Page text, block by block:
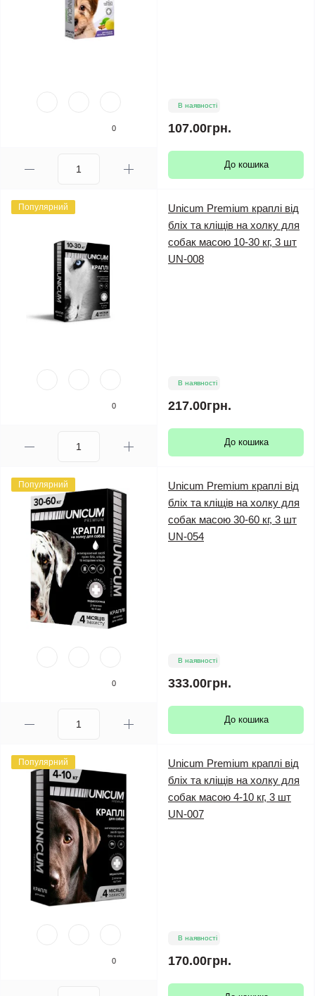
0
В наявності
107.00грн.
До кошика
Популярний
0
Unicum Premium краплі від
бліх та кліщів на холку для
собак масою 10-30 кг, 3 шт
UN-008
В наявності
217.00грн.
До кошика
Популярний
0
Unicum Premium краплі від
бліх та кліщів на холку для
собак масою 30-60 кг, 3 шт
UN-054
В наявності
333.00грн.
До кошика
Популярний
0
Unicum Premium краплі від
бліх та кліщів на холку для
собак масою 4-10 кг, 3 шт
UN-007
В наявності
170.00грн.